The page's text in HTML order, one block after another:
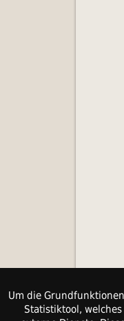
Um die
Statistiktool,